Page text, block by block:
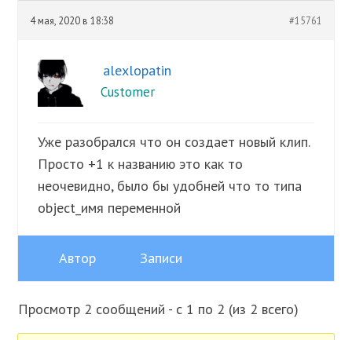
4 мая, 2020 в 18:38 #15761
alexlopatin
Customer
Уже разобрался что он создает новый клип.
Просто +1 к названию это как то
неочевидно, было бы удобней что то типа
object_имя переменной
Автор Записи
Просмотр 2 сообщений - с 1 по 2 (из 2 всего)